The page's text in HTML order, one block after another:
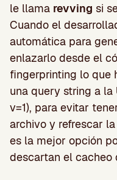
le llama revving si
Cuando el
automática para
enlazarlo desde el
fingerprinting lo que
una query string a la
v=1), para evitar
archivo y refrescar
es la mejor opción
descartan el cacheo